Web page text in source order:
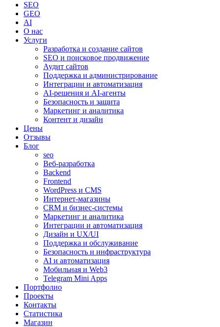
SEO
GEO
AI
О нас
Услуги
Разработка и создание сайтов
SEO и поисковое продвижение
Аудит сайтов
Поддержка и администрирование
Интеграции и автоматизация
AI-решения и AI-агенты
Безопасность и защита
Маркетинг и аналитика
Контент и дизайн
Цены
Отзывы
Блог
seo
Веб-разработка
Backend
Frontend
WordPress и CMS
Интернет-магазины
CRM и бизнес-системы
Маркетинг и аналитика
Интеграции и автоматизация
Дизайн и UX/UI
Поддержка и обслуживание
Безопасность и инфраструктура
AI и автоматизация
Мобильная и Web3
Telegram Mini Apps
Портфолио
Проекты
Контакты
Статистика
Магазин